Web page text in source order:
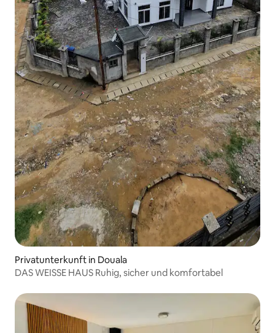
Privatunterkunft in Douala
DAS WEISSE HAUS Ruhig, sicher und komfortabel